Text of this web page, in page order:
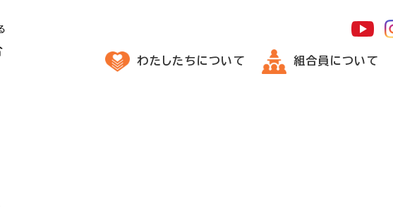
わたしたちについて 組合員について